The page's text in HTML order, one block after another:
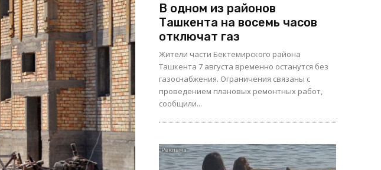
В одном из районов
Ташкента на восемь часов
отключат газ
Жители части Бектемирского района
Ташкента 7 августа временно останутся без
газоснабжения. Ограничения связаны с
проведением плановых ремонтных работ,
сообщили...